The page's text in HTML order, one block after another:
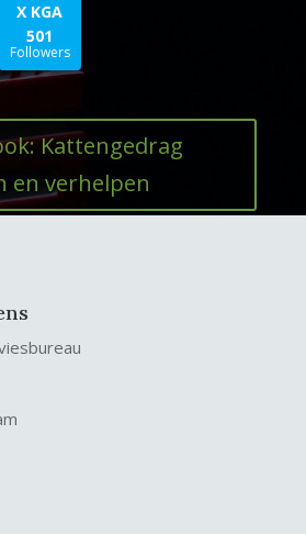
X KGA
501
Followers
Kattengedrag
en verhelpen